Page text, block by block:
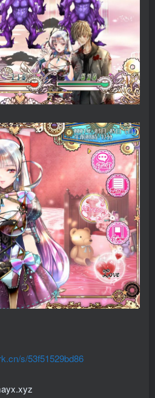
s/53f51529bd86